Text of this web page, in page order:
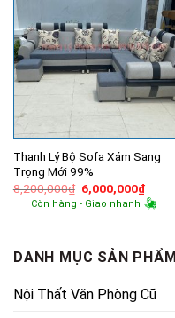
Thanh Lý Bộ Sofa Xám Sang
Trọng Mới 99%
8,200,000₫ Giá
gốc
là:
6,000,000₫Giá
hiện
tại
Còn hàng - Giao nhanh
DANH MỤC SẢN PHẨM
Nội Thất Văn Phòng Cũ